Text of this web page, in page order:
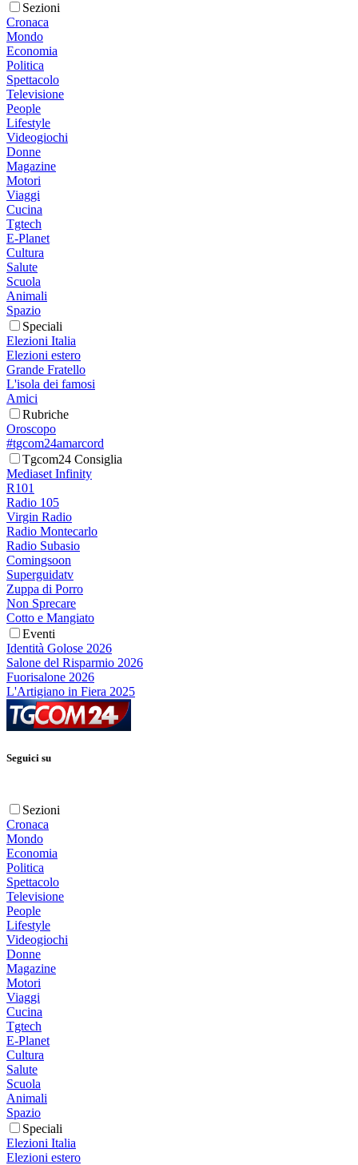
Sezioni
Cronaca
Mondo
Economia
Politica
Spettacolo
Televisione
People
Lifestyle
Videogiochi
Donne
Magazine
Motori
Viaggi
Cucina
Tgtech
E-Planet
Cultura
Salute
Scuola
Animali
Spazio
Speciali
Elezioni Italia
Elezioni estero
Grande Fratello
L'isola dei famosi
Amici
Rubriche
Oroscopo
#tgcom24amarcord
Tgcom24 Consiglia
Mediaset Infinity
R101
Radio 105
Virgin Radio
Radio Montecarlo
Radio Subasio
Comingsoon
Superguidatv
Zuppa di Porro
Non Sprecare
Cotto e Mangiato
Eventi
Identità Golose 2026
Salone del Risparmio 2026
Fuorisalone 2026
L'Artigiano in Fiera 2025
Seguici su
Sezioni
Cronaca
Mondo
Economia
Politica
Spettacolo
Televisione
People
Lifestyle
Videogiochi
Donne
Magazine
Motori
Viaggi
Cucina
Tgtech
E-Planet
Cultura
Salute
Scuola
Animali
Spazio
Speciali
Elezioni Italia
Elezioni estero